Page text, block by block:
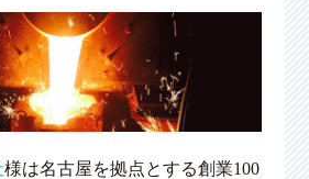
様は名古屋を拠点とする創業100